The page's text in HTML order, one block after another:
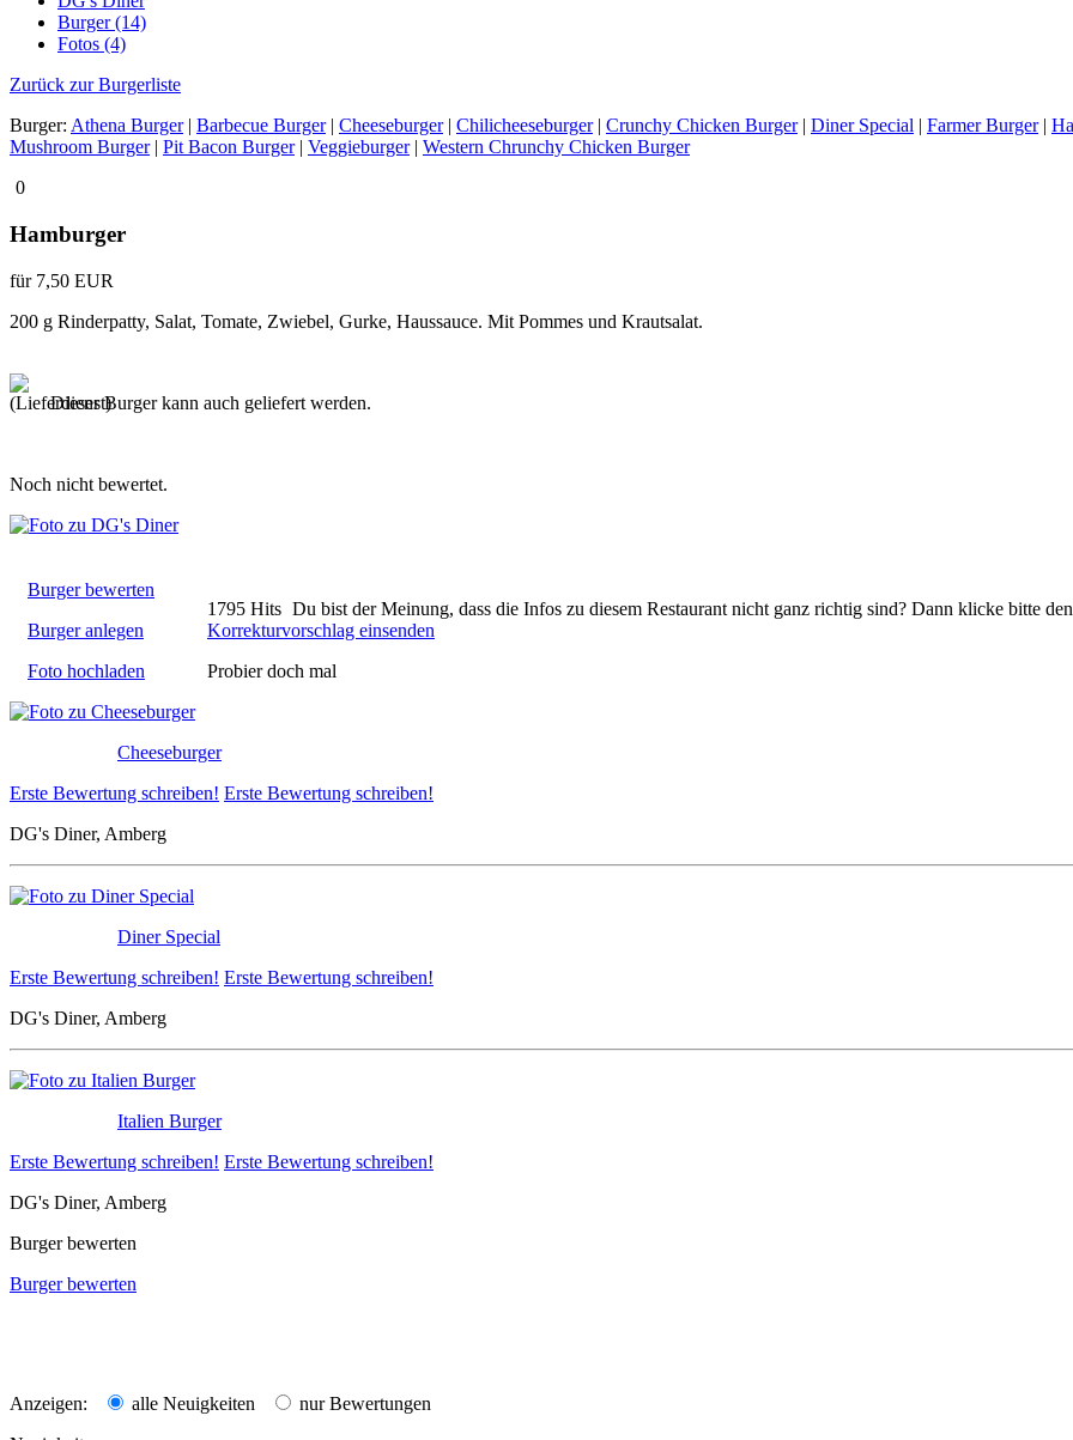
Burger (14)
Fotos (4)
Zurück zur Burgerliste
Burger: Athena Burger | Barbecue Burger | Cheeseburger | Chilicheeseburger | Crunchy Chicken Burger | Diner Special | Farmer Burger |
Mushroom Burger | Pit Bacon Burger | Veggieburger | Western Chrunchy Chicken Burger
0
Hamburger
für 7,50 EUR
200 g Rinderpatty, Salat, Tomate, Zwiebel, Gurke, Haussauce. Mit Pommes und Krautsalat.
Dieser Burger kann auch geliefert werden.
Noch nicht bewertet.
Burger bewerten
Burger anlegen
Foto hochladen
1795 Hits Du bist der Meinung, dass die Infos zu diesem Restaurant nicht ganz richtig sind? Dann klicke bitte
Korrekturvorschlag einsenden
Probier doch mal
Cheeseburger
Erste Bewertung schreiben! Erste Bewertung schreiben!
DG's Diner, Amberg
Diner Special
Erste Bewertung schreiben! Erste Bewertung schreiben!
DG's Diner, Amberg
Italien Burger
Erste Bewertung schreiben! Erste Bewertung schreiben!
DG's Diner, Amberg
Burger bewerten
Burger bewerten
Anzeigen: alle Neuigkeiten
nur Bewertungen